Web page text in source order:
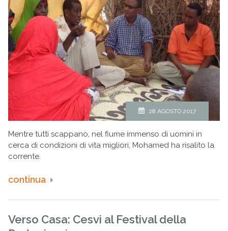
28 AGOSTO 2017
Mentre tutti scappano, nel fiume immenso di uomini in
cerca di condizioni di vita migliori, Mohamed ha risalito la
corrente.
continua
Verso Casa: Cesvi al Festival della